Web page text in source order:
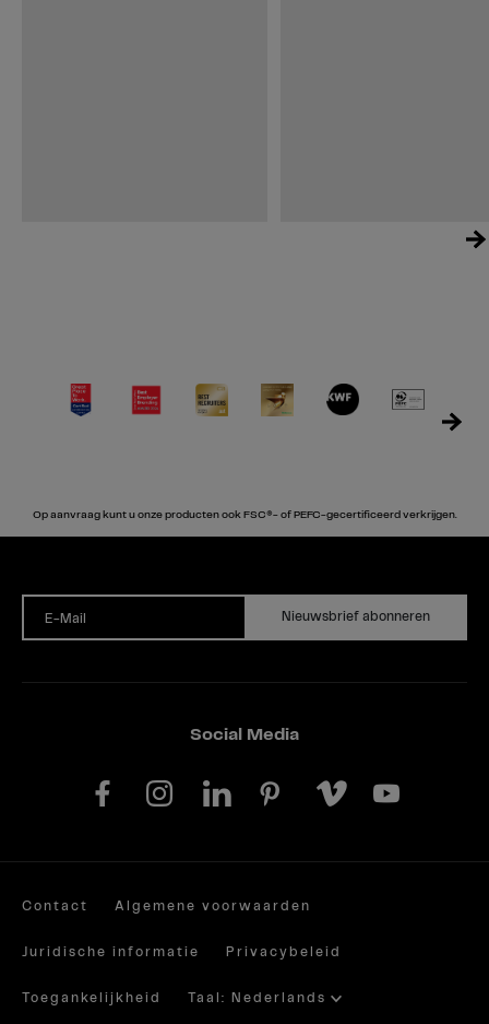
Op aanvraag kunt u onze producten ook FSC®- of PEFC-gecertificeerd verkrijgen.
E-Mail Nieuwsbrief abonneren
Social Media
Contact Algemene voorwaarden
Juridische informatie Privacybeleid
Toegankelijkheid Taal: Nederlands